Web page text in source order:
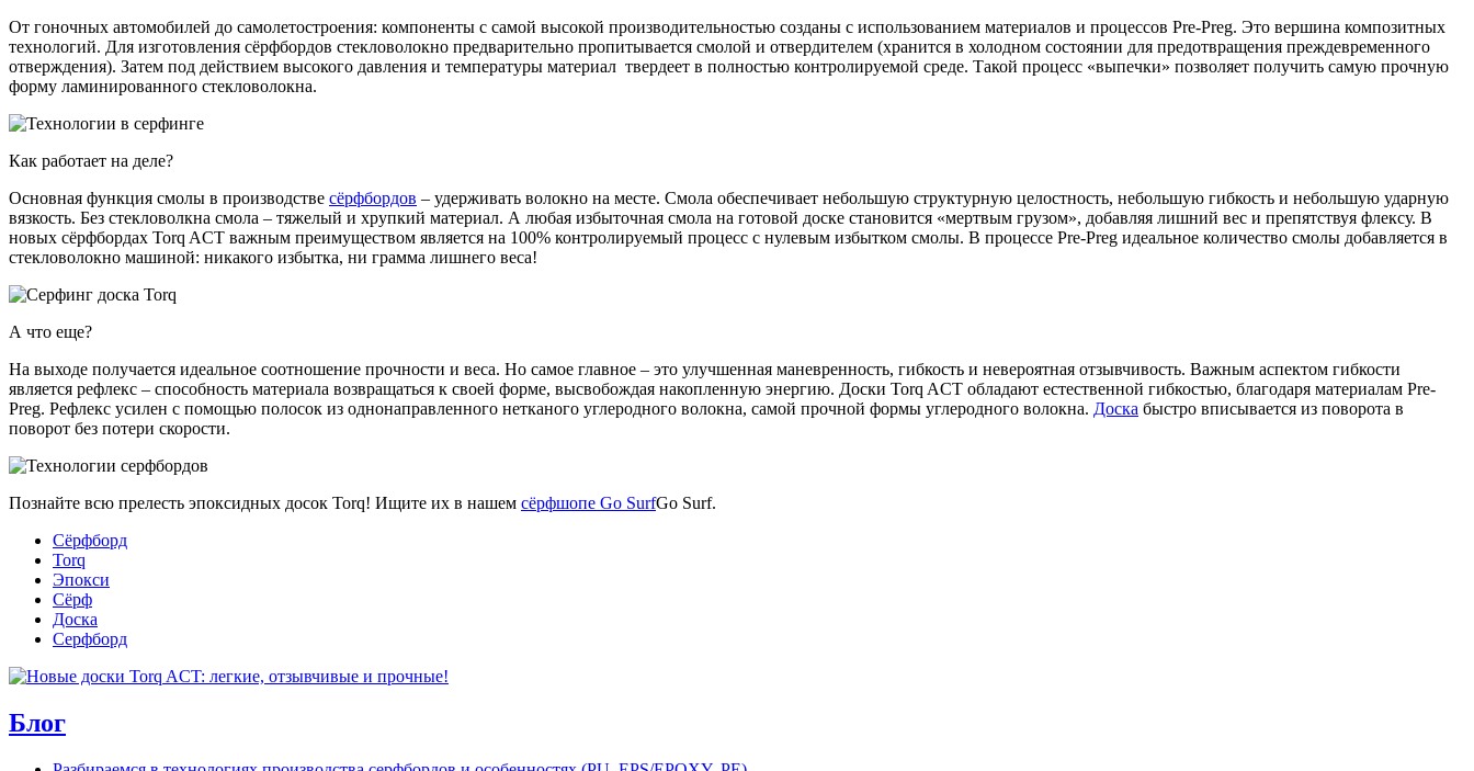
От гоночных автомобилей до самолетостроения: компоненты с самой высокой производительностью созданы с использованием материалов и процессов Pre-Preg. Это вершина композитных
технологий. Для изготовления сёрфбордов стекловолокно предварительно пропитывается смолой и отвердителем (хранится в холодном состоянии для предотвращения преждевременного
отверждения). Затем под действием высокого давления и температуры материал твердеет в полностью контролируемой среде. Такой процесс «выпечки» позволяет получить самую прочную
форму ламинированного стекловолокна.
Как работает на деле?
Основная функция смолы в производстве сёрфбордов – удерживать волокно на месте. Смола обеспечивает небольшую структурную целостность, небольшую гибкость и небольшую ударную
вязкость. Без стекловолкна смола – тяжелый и хрупкий материал. А любая избыточная смола на готовой доске становится «мертвым грузом», добавляя лишний вес и препятствуя флексу. В
новых сёрфбордах Torq ACT важным преимуществом является на 100% контролируемый процесс с нулевым избытком смолы. В процессе Pre-Preg идеальное количество смолы добавляется в
стекловолокно машиной: никакого избытка, ни грамма лишнего веса!
А что еще?
На выходе получается идеальное соотношение прочности и веса. Но самое главное – это улучшенная маневренность, гибкость и невероятная отзывчивость. Важным аспектом гибкости
является рефлекс – способность материала возвращаться к своей форме, высвобождая накопленную энергию. Доски Torq ACT обладают естественной гибкостью, благодаря материалам Pre-
Preg. Рефлекс усилен с помощью полосок из однонаправленного нетканого углеродного волокна, самой прочной формы углеродного волокна. Доска быстро вписывается из поворота в
поворот без потери скорости.
Познайте всю прелесть эпоксидных досок Torq! Ищите их в нашем сёрфшопе Go SurfGo Surf.
Сёрфборд
Torq
Эпокси
Сёрф
Доска
Серфборд
Блог